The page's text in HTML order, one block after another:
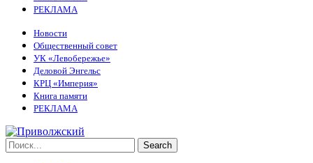
РЕКЛАМА
Новости
Общественный совет
УК «Левобережье»
Деловой Энгельс
КРЦ «Империя»
Книга памяти
РЕКЛАМА